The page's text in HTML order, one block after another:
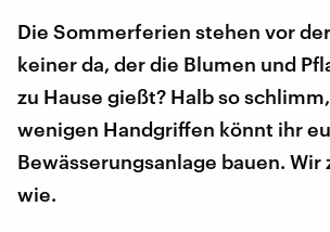
Die Sommerferien stehen vor
keiner da, der die Blumen und
zu Hause gießt? Halb so
wenigen Handgriffen könnt ihr
Bewässerungsanlage bauen. Wir
wie.